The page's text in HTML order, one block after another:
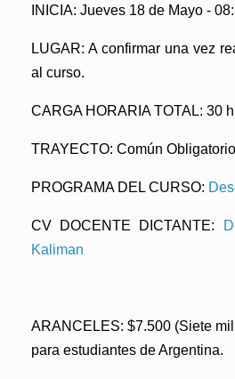
INICIA: Jueves 18 de Mayo -
LUGAR: A confirmar una vez
al curso.
CARGA HORARIA TOTAL: 30
TRAYECTO: Común
PROGRAMA DEL CURSO:
CV DOCENTE DICTANTE:
Kaliman
ARANCELES: $7.500 (Siete
para estudiantes de Argentina.